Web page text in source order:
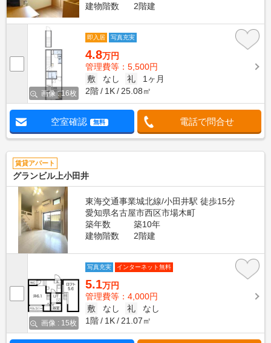
建物階数
2階建
画像 : 16枚
即入居 写真充実
4.8万円
管理費等：5,500円
敷
なし 礼
1ヶ月
2階
1K 25.08㎡
空室確認 無料 電話で問合せ
賃貸アパート
グランビル上小田井
東海交通事業城北線/小田井駅 徒歩15分
愛知県名古屋市西区市場木町
築年数
築10年
建物階数
2階建
画像 : 15枚
写真充実 インターネット無料
5.1万円
管理費等：4,000円
敷
なし 礼
なし
1階
1K 21.07㎡